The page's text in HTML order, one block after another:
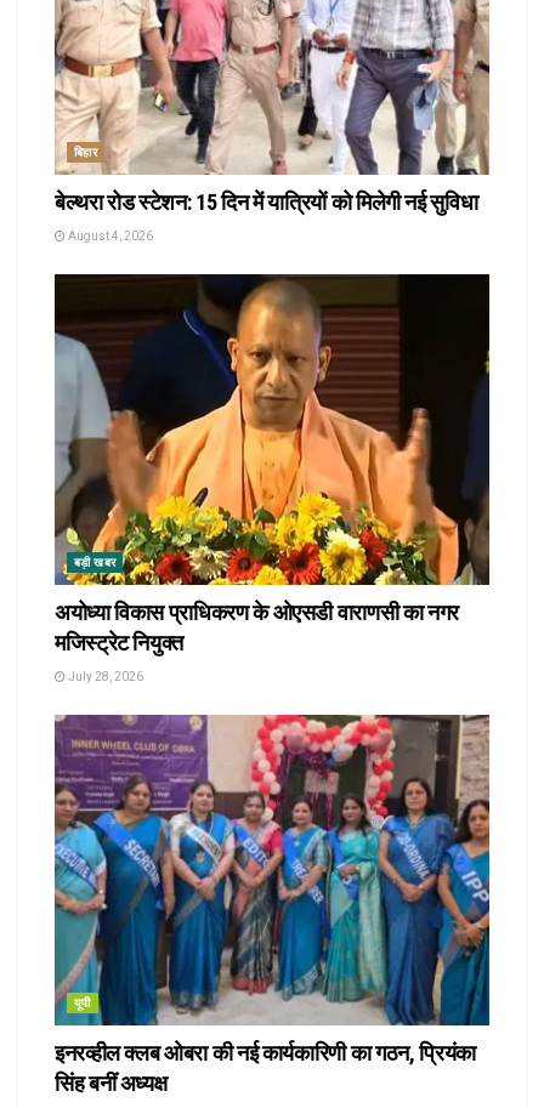
बिहार
बेल्थरा रोड स्टेशन: 15 दिन में यात्रियों को मिलेगी नई सुविधा
August 4, 2026
बड़ी खबर
अयोध्या विकास प्राधिकरण के ओएसडी वाराणसी का नगर
मजिस्ट्रेट नियुक्त
July 28, 2026
यूपी
इनरव्हील क्लब ओबरा की नई कार्यकारिणी का गठन, प्रियंका
सिंह बनीं अध्यक्ष